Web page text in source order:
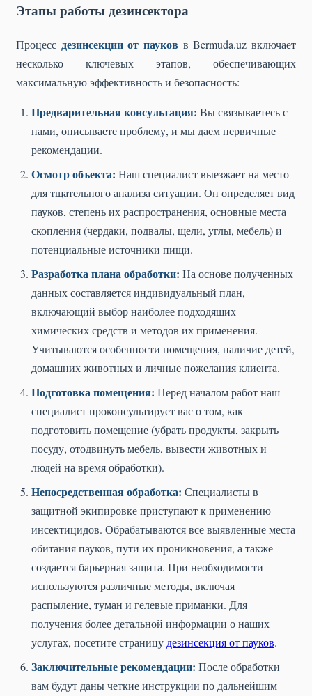
Этапы работы дезинсектора
Процесс дезинсекции от пауков в Bermuda.uz включает
несколько ключевых этапов, обеспечивающих
максимальную эффективность и безопасность:
Предварительная консультация: Вы связываетесь с
нами, описываете проблему, и мы даем первичные
рекомендации.
Осмотр объекта: Наш специалист выезжает на место
для тщательного анализа ситуации. Он определяет вид
пауков, степень их распространения, основные места
скопления (чердаки, подвалы, щели, углы, мебель) и
потенциальные источники пищи.
Разработка плана обработки: На основе полученных
данных составляется индивидуальный план,
включающий выбор наиболее подходящих
химических средств и методов их применения.
Учитываются особенности помещения, наличие детей,
домашних животных и личные пожелания клиента.
Подготовка помещения: Перед началом работ наш
специалист проконсультирует вас о том, как
подготовить помещение (убрать продукты, закрыть
посуду, отодвинуть мебель, вывести животных и
людей на время обработки).
Непосредственная обработка: Специалисты в
защитной экипировке приступают к применению
инсектицидов. Обрабатываются все выявленные места
обитания пауков, пути их проникновения, а также
создается барьерная защита. При необходимости
используются различные методы, включая
распыление, туман и гелевые приманки. Для
получения более детальной информации о наших
услугах, посетите страницудезинсекция от пауков.
Заключительные рекомендации: После обработки
вам будут даны четкие инструкции по дальнейшим